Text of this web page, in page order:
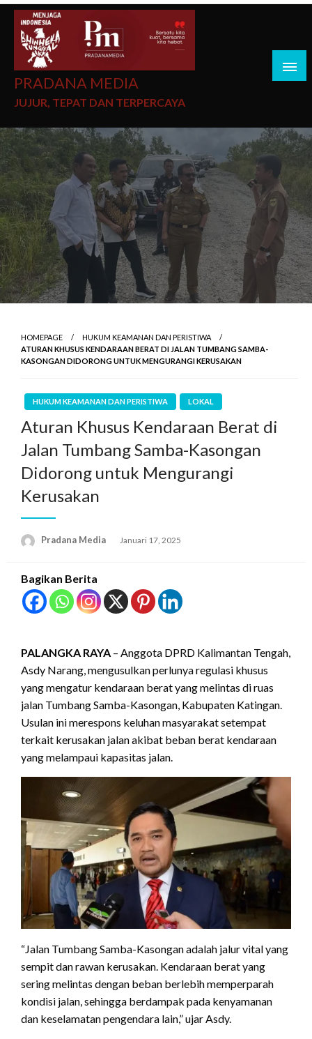
PRADANA MEDIA
JUJUR, TEPAT DAN TERPERCAYA
HOMEPAGE
HUKUM KEAMANAN DAN PERISTIWA
ATURAN KHUSUS KENDARAAN BERAT DI JALAN TUMBANG SAMBA-
KASONGAN DIDORONG UNTUK MENGURANGI KERUSAKAN
HUKUM KEAMANAN DAN PERISTIWA LOKAL
Aturan Khusus Kendaraan Berat di
Jalan Tumbang Samba-Kasongan
Didorong untuk Mengurangi
Kerusakan
Pradana Media Januari 17, 2025
Bagikan Berita
PALANGKA RAYA – Anggota DPRD Kalimantan Tengah,
Asdy Narang, mengusulkan perlunya regulasi khusus
yang mengatur kendaraan berat yang melintas di ruas
jalan Tumbang Samba-Kasongan, Kabupaten Katingan.
Usulan ini merespons keluhan masyarakat setempat
terkait kerusakan jalan akibat beban berat kendaraan
yang melampaui kapasitas jalan.
“Jalan Tumbang Samba-Kasongan adalah jalur vital yang
sempit dan rawan kerusakan. Kendaraan berat yang
sering melintas dengan beban berlebih memperparah
kondisi jalan, sehingga berdampak pada kenyamanan
dan keselamatan pengendara lain,” ujar Asdy.